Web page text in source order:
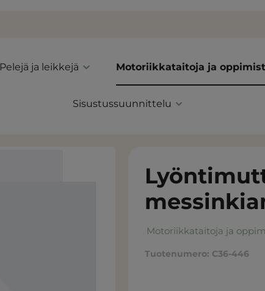
Pelejä ja leikkejä Motoriikkataitoja ja
Sisustussuunnittelu
Motoriikkataitoja ja
Tuotenumero: C36-446